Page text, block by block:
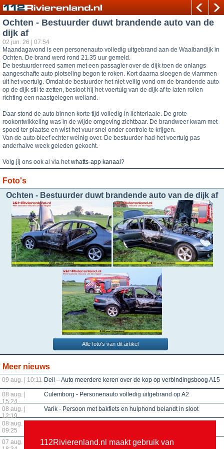
112Rivierenland.nl maakt gebruik van
Ochten - Bestuurder duwt brandende auto van de
dijk af
02 jun. 26 | 07:54
Maandagavond is een personenauto volledig uitgebrand aan de Waalbandijk in
Ochten. De brand werd rond 21.35 uur gemeld.
De bestuurder reed samen met een passagier over de dijk toen de onlangs
aangeschafte auto plotseling begon te roken. Kort daarna sloegen de vlammen
uit het voertuig. Omdat de bestuurder het niet veilig vond om de brandende auto
op de dijk stil te zetten, besloot hij het voertuig van de dijk af te laten rollen
richting een naastgelegen weiland.
Daar stond de auto binnen korte tijd volledig in lichterlaaie. De grote
rookontwikkeling was in de wijde omgeving zichtbaar. De brandweer kwam met
spoed ter plaatse en wist het vuur snel onder controle te krijgen.
Van de auto bleef echter weinig over. De bestuurder had het voertuig pas
anderhalve week geleden gekocht.
Volg jij ons ook al via hetwhatts-app kanaal ?
Foto's
Ochten - Bestuurder duwt brandende auto van de dijk af
Alle foto's van dit artikel
Meer nieuws
09 aug. | 10:11 Deil – Auto meerdere keren over de kop op verbindingsboog A15
08 aug. |
15:24
Culemborg - Personenauto volledig uitgebrand op A2
08 aug. |
12:19
Varik - Persoon met bakfiets en hulphond belandt in sloot
08 aug. |
09:25
07 aug. |
Tiel – Man naar ziekenhuis na aanrijding op Groenestraat